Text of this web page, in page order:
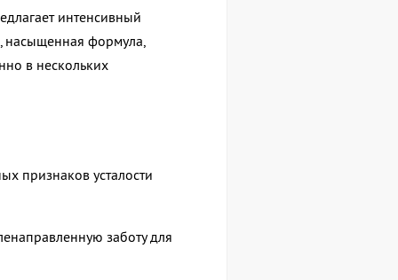
интенсивный
насыщенная формула,
в нескольких
признаков усталости
заботу для